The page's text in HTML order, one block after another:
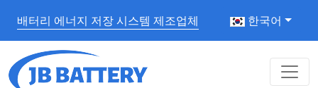
배터리 에너지 저장 시스템 제조업체 한국어